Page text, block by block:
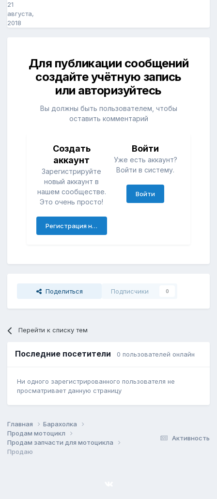
21
августа,
2018
Для публикации сообщений
создайте учётную запись
или авторизуйтесь
Вы должны быть пользователем, чтобы
оставить комментарий
Создать
аккаунт
Зарегистрируйте
новый аккаунт в
нашем сообществе.
Это очень просто!
Регистрация нового пользователя
Войти
Уже есть аккаунт?
Войти в систему.
Войти
Поделиться Подписчики 0
Перейти к списку тем
Последние посетители 0 пользователей онлайн
Ни одного зарегистрированного пользователя не
просматривает данную страницу
Активность
Главная
Барахолка
Продам мотоцикл
Продам запчасти для мотоцикла
Продаю